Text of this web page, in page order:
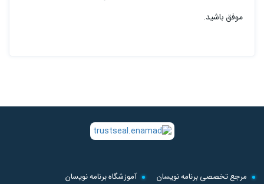
موفق باشید.
مرجع تخصصی برنامه نویسان
آموزشگاه برنامه نویسان